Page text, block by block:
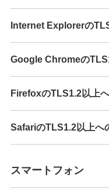
Internet Explorerの
Google Chromeの
FirefoxのTLS1.2以上
SafariのTLS1.2以上へ
スマートフォン